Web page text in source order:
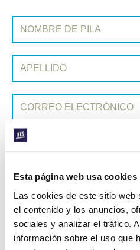
Esta página web usa cookies
Las cookies de este sitio web
el contenido y los anuncios,
sociales y analizar el tráfico.
información sobre el uso que
SUSCRIBIRSE A
Nombre de pila:
Apellido:
Correo electrónico:
de los movimientos estudiantiles y
mundo para
¡Nos encantaría que